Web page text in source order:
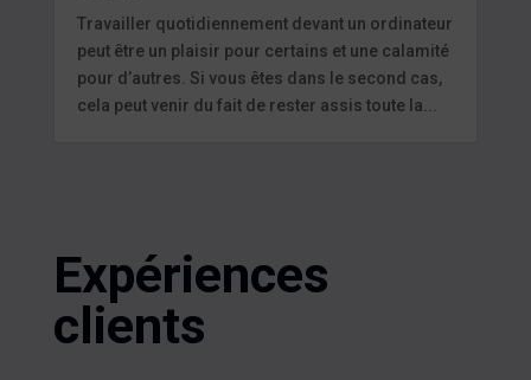
Travailler quotidiennement devant un ordinateur
peut être un plaisir pour certains et une calamité
pour d’autres. Si vous êtes dans le second cas,
cela peut venir du fait de rester assis toute la...
Expériences
clients